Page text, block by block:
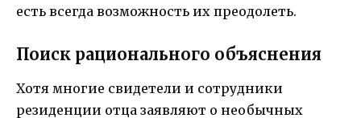
есть всегда возможность их преодолеть.
Поиск рационального объяснения
Хотя многие свидетели и сотрудники
резиденции отца заявляют о необычных